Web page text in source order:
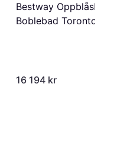
Bestway Oppblåsbart
Boblebad Toronto 7
16 194 kr